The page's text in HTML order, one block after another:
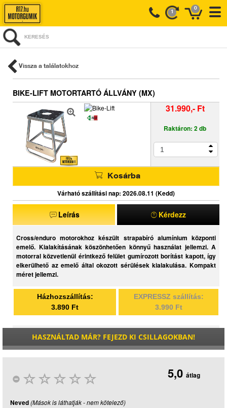
0
1
KERESÉS
Vissza a találatokhoz
BIKE-LIFT MOTORTARTÓ ÁLLVÁNY (MX)
31.990,- Ft
Raktáron: 2 db
Kosárba
Várható szállítási nap: 2026.08.11 (Kedd)
Leírás Kérdezz
Cross/enduro motorokhoz készült strapabíró alumínium központi
emelő. Kialakításának köszönhetően könnyű használat jellemzi. A
motorral közvetlenül érintkező felület gumírozott borítást kapott, így
elkerülhető az emelő által okozott sérülések kialakulása. Kompakt
méret jellemzi.
Házhozszállítás:
3.890 Ft
EXPRESSZ szállítás:
3.990 Ft
HASZNÁLTAD MÁR? FEJEZD KI CSILLAGOKBAN!
5,0 átlag
Neved(Mások is láthatják - nem kötelező)